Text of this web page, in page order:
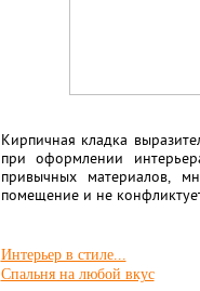
Кирпичная кладка
при оформлении
привычных материалов,
помещение и не
Интерьер в стиле...
Спальня на любой вкус